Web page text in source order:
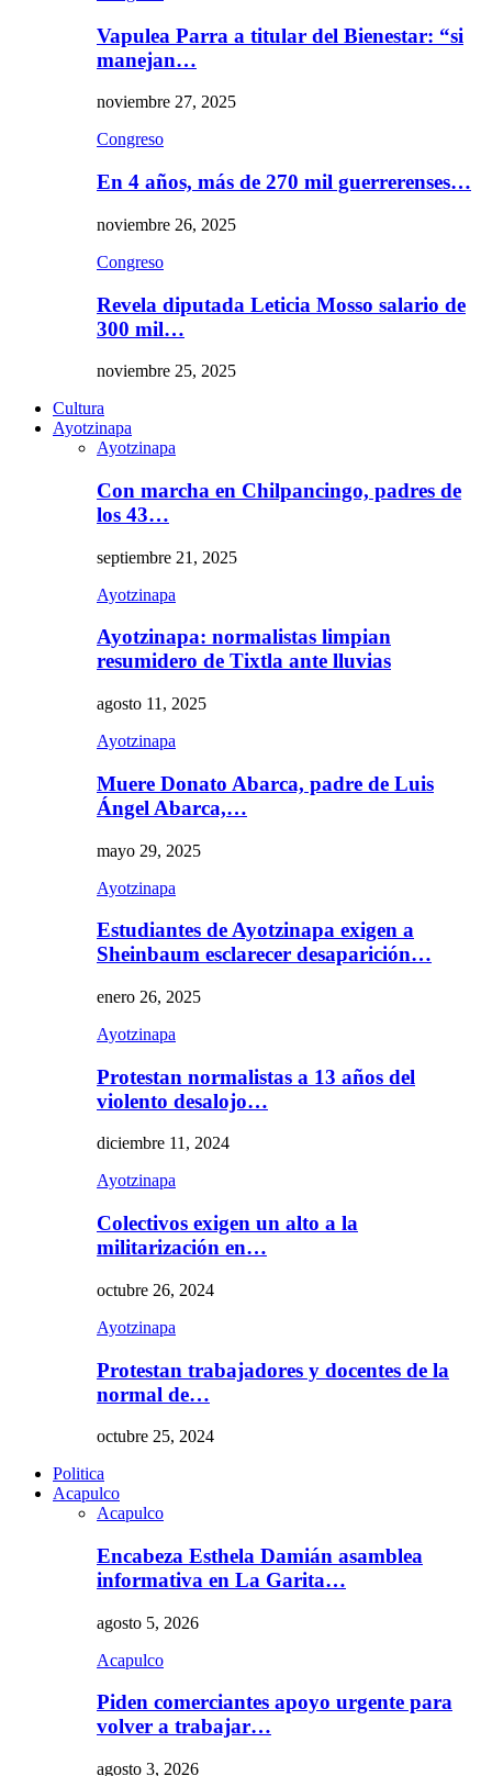
Vapulea Parra a titular del Bienestar: “si
manejan…
noviembre 27, 2025
Congreso
En 4 años, más de 270 mil guerrerenses…
noviembre 26, 2025
Congreso
Revela diputada Leticia Mosso salario de
300 mil…
noviembre 25, 2025
Cultura
Ayotzinapa
Ayotzinapa
Con marcha en Chilpancingo, padres de
los 43…
septiembre 21, 2025
Ayotzinapa
Ayotzinapa: normalistas limpian
resumidero de Tixtla ante lluvias
agosto 11, 2025
Ayotzinapa
Muere Donato Abarca, padre de Luis
Ángel Abarca,…
mayo 29, 2025
Ayotzinapa
Estudiantes de Ayotzinapa exigen a
Sheinbaum esclarecer desaparición…
enero 26, 2025
Ayotzinapa
Protestan normalistas a 13 años del
violento desalojo…
diciembre 11, 2024
Ayotzinapa
Colectivos exigen un alto a la
militarización en…
octubre 26, 2024
Ayotzinapa
Protestan trabajadores y docentes de la
normal de…
octubre 25, 2024
Politica
Acapulco
Acapulco
Encabeza Esthela Damián asamblea
informativa en La Garita…
agosto 5, 2026
Acapulco
Piden comerciantes apoyo urgente para
volver a trabajar…
agosto 3, 2026